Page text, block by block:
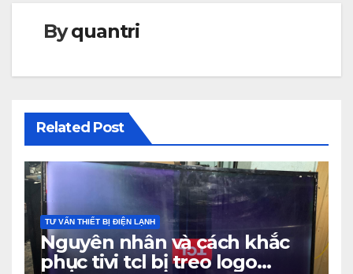
Byquantri
Related Post
TƯ VẤN THIẾT BỊ ĐIỆN LẠNH
Nguyên nhân và cách khắc
phục tivi tcl bị treo logo